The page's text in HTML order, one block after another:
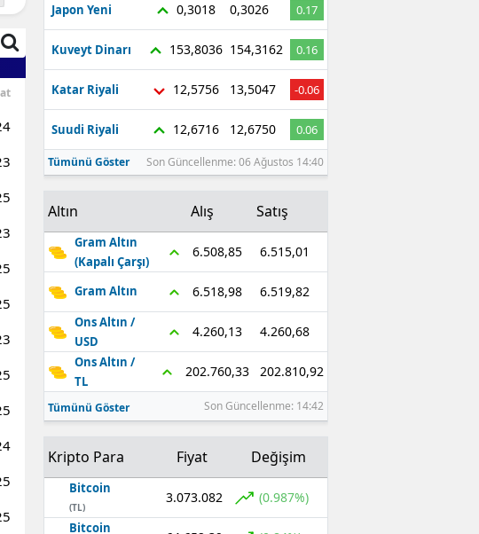
Japon Yeni 0,3018 0,3026 0.17
Kuveyt Dinarı 153,8036 154,3162 0.16
Katar Riyali 12,5756 13,5047 -0.06
Suudi Riyali 12,6716 12,6750 0.06
Tümünü Göster Son Güncellenme: 06 Ağustos 14:40
Altın Alış Satış
Gram Altın
(Kapalı Çarşı)
6.508,85 6.515,01
Gram Altın 6.518,98 6.519,82
Ons Altın /
USD
4.260,13 4.260,68
Ons Altın /
TL
202.760,33 202.810,92
Tümünü Göster Son Güncellenme: 14:42
Kripto Para Fiyat Değişim
Bitcoin
(TL)
3.073.082 (0.987%)
Bitcoin